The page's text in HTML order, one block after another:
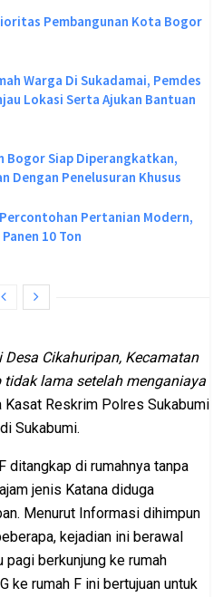
Pembangunan Kota Bogor
Warga Di Sukadamai, Pemdes
Lokasi Serta Ajukan Bantuan
Bogor Siap Diperangkatkan,
Dengan Penelusuran Khusus
Percontohan Pertanian Modern,
10 Ton
Cikahuripan, Kecamatan
lama setelah menganiaya
Reskrim Polres Sukabumi
Sukabumi.
ditangkap di rumahnya tanpa
jenis Katana diduga
Menurut Informasi dihimpun
kejadian ini berawal
pagi berkunjung ke rumah
ke rumah F ini bertujuan untuk